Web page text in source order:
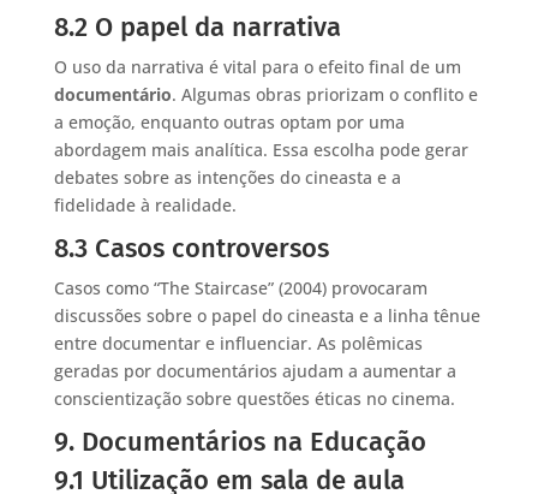
8.2 O papel da narrativa
O uso da narrativa é vital para o efeito final de um
documentário. Algumas obras priorizam o conflito e
a emoção, enquanto outras optam por uma
abordagem mais analítica. Essa escolha pode gerar
debates sobre as intenções do cineasta e a
fidelidade à realidade.
8.3 Casos controversos
Casos como “The Staircase” (2004) provocaram
discussões sobre o papel do cineasta e a linha tênue
entre documentar e influenciar. As polêmicas
geradas por documentários ajudam a aumentar a
conscientização sobre questões éticas no cinema.
9. Documentários na Educação
9.1 Utilização em sala de aula